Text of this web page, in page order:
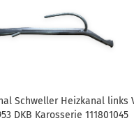
Schweller Heizkanal links
DKB Karosserie 111801045